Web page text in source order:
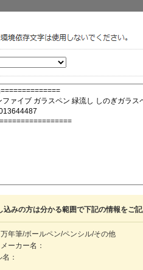
込みの方は分かる範囲で下記の情報をご
年筆/ボールペン/ペンシル/その他
ーカー名：
：